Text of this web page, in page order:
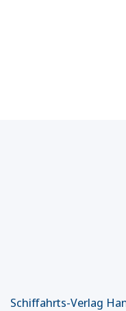
Schiffahrts-Verlag